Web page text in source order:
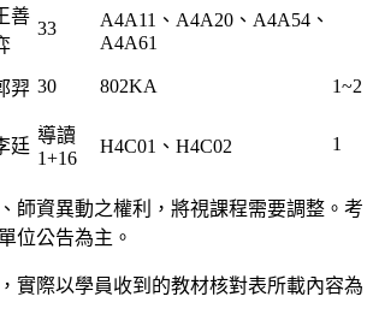
善
33
A4A11、A4A20、A4A54、
A4A61
羿 30 802KA 1~2
廷
導讀
1+16
H4C01、H4C02 1
師資異動之權利，將視課程需要調整。考
位公告為主。
實際以學員收到的教材核對表所載內容為